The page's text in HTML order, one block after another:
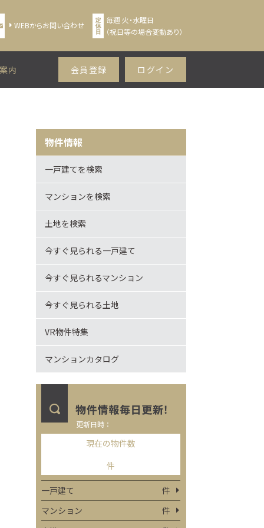
WEBからお問い合わせ
毎週 火・水曜日
（祝日等の場合変動あり）
内 会員登録 ログイン
物件情報
一戸建てを検索
マンションを検索
土地を検索
今すぐ見られる一戸建て
今すぐ見られるマンション
今すぐ見られる土地
VR物件特集
マンションカタログ
更新日時：
現在の物件数
件
一戸建て
件
マンション
件